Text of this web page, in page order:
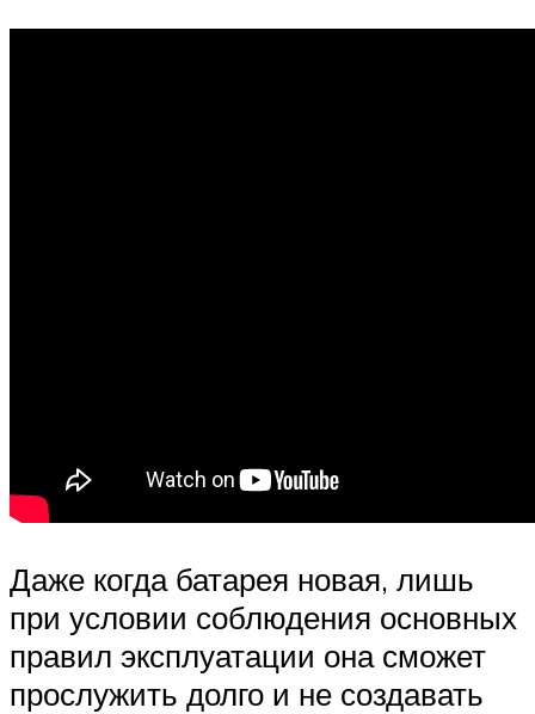
Даже когда батарея новая, лишь
при условии соблюдения основных
правил эксплуатации она сможет
прослужить долго и не создавать